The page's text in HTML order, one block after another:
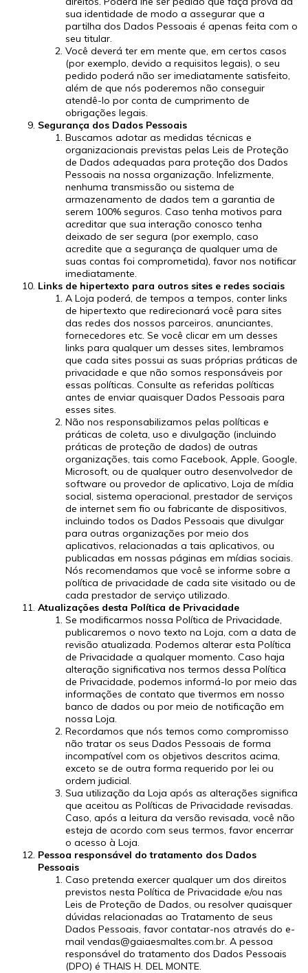
sua identidade de modo a assegurar que a
partilha dos Dados Pessoais é apenas feita com o
seu titular.
Você deverá ter em mente que, em certos casos
(por exemplo, devido a requisitos legais), o seu
pedido poderá não ser imediatamente satisfeito,
além de que nós poderemos não conseguir
atendê-lo por conta de cumprimento de
obrigações legais.
Segurança dos Dados Pessoais
Buscamos adotar as medidas técnicas e
organizacionais previstas pelas Leis de Proteção
de Dados adequadas para proteção dos Dados
Pessoais na nossa organização. Infelizmente,
nenhuma transmissão ou sistema de
armazenamento de dados tem a garantia de
serem 100% seguros. Caso tenha motivos para
acreditar que sua interação conosco tenha
deixado de ser segura (por exemplo, caso
acredite que a segurança de qualquer uma de
suas contas foi comprometida), favor nos notificar
imediatamente.
Links de hipertexto para outros sites e redes sociais
A Loja poderá, de tempos a tempos, conter links
de hipertexto que redirecionará você para sites
das redes dos nossos parceiros, anunciantes,
fornecedores etc. Se você clicar em um desses
links para qualquer um desses sites, lembramos
que cada sites possui as suas próprias práticas de
privacidade e que não somos responsáveis por
essas políticas. Consulte as referidas políticas
antes de enviar quaisquer Dados Pessoais para
esses sites.
Não nos responsabilizamos pelas políticas e
práticas de coleta, uso e divulgação (incluindo
práticas de proteção de dados) de outras
organizações, tais como Facebook, Apple, Google,
Microsoft, ou de qualquer outro desenvolvedor de
software ou provedor de aplicativo, Loja de mídia
social, sistema operacional, prestador de serviços
de internet sem fio ou fabricante de dispositivos,
incluindo todos os Dados Pessoais que divulgar
para outras organizações por meio dos
aplicativos, relacionadas a tais aplicativos, ou
publicadas em nossas páginas em mídias sociais.
Nós recomendamos que você se informe sobre a
política de privacidade de cada site visitado ou de
cada prestador de serviço utilizado.
Atualizações desta Política de Privacidade
Se modificarmos nossa Política de Privacidade,
publicaremos o novo texto na Loja, com a data de
revisão atualizada. Podemos alterar esta Política
de Privacidade a qualquer momento. Caso haja
alteração significativa nos termos dessa Política
de Privacidade, podemos informá-lo por meio das
informações de contato que tivermos em nosso
banco de dados ou por meio de notificação em
nossa Loja.
Recordamos que nós temos como compromisso
não tratar os seus Dados Pessoais de forma
incompatível com os objetivos descritos acima,
exceto se de outra forma requerido por lei ou
ordem judicial.
Sua utilização da Loja após as alterações significa
que aceitou as Políticas de Privacidade revisadas.
Caso, após a leitura da versão revisada, você não
esteja de acordo com seus termos, favor encerrar
o acesso à Loja.
Pessoa responsável do tratamento dos Dados
Pessoais
Caso pretenda exercer qualquer um dos direitos
previstos nesta Política de Privacidade e/ou nas
Leis de Proteção de Dados, ou resolver quaisquer
dúvidas relacionadas ao Tratamento de seus
Dados Pessoais, favor contatar-nos através do e-
mail vendas@gaiaesmaltes.com.br. A pessoa
responsável do tratamento dos Dados Pessoais
(DPO) é THAIS H. DEL MONTE.